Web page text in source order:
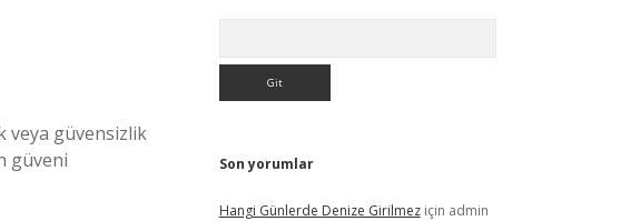
veya güvensizlik
güveni
Son yorumlar
Hangi Günlerde Denize Girilmeziçin admin